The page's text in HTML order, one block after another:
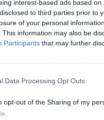
interest-based ads based
to third parties prior to
of your personal
This information may also be
Participants that may further
Data Processing Opt Outs
opt-out of the Sharing of my
8327 a las 6,50 horas,
autobús que
servicios de
y otros tres han
junto con
con los parques